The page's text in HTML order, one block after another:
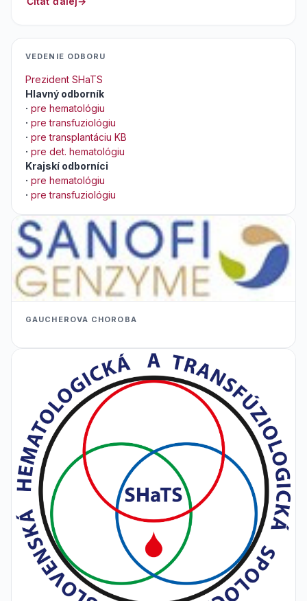
VEDENIE ODBORU
Prezident SHaTS
Hlavný odborník
· pre hematológiu
· pre transfuziológiu
· pre transplantáciu KB
· pre det. hematológiu
Krajskí odborníci
· pre hematológiu
· pre transfuziológiu
GAUCHEROVA CHOROBA